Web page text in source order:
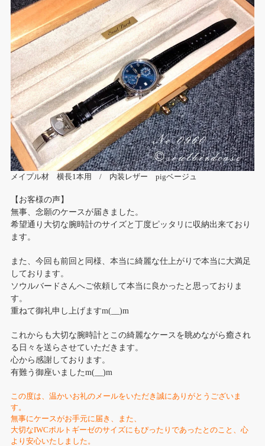
メイプル材 横長1本用 / 内装レザー pigベージュ
【お客様の声】
無事、念願のケースが届きました。
希望通り大切な腕時計のサイズと丁度ピッタリに収納出来ており
ます。
また、今回も前回と同様、本当に綺麗な仕上がりで本当に大満足
しております。
ソウルバードさんへご依頼して本当に良かったと思っておりま
す。
重ねて御礼申し上げますm(__)m
これからも大切な腕時計とこの綺麗なケースを眺めながら癒され
る日々を送らさせていただきます。
心から感謝しております。
有難う御座いましたm(__)m
この度は、温かいお礼のメールをいただき誠にありがとうございま
す。
無事にケースがお手元に届き、また、
大切なIWCポルトギーゼのサイズにもぴったりであったとのこと、心
より安心いたしました。